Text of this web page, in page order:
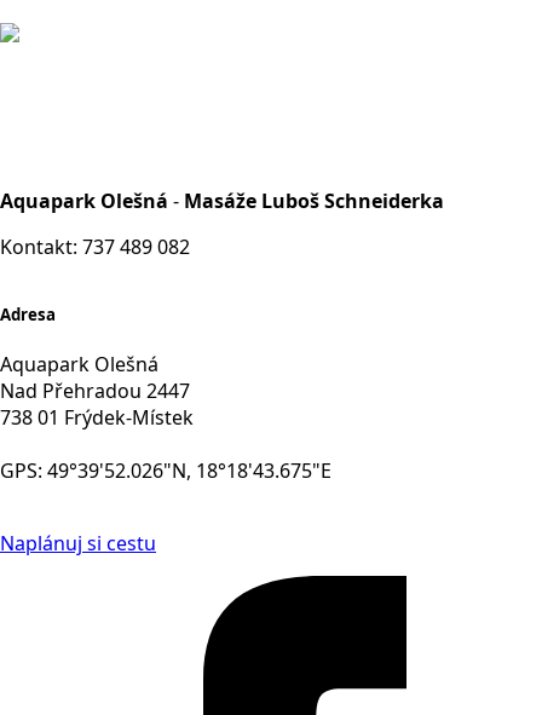
Aquapark Olešná - Masáže Luboš Schneiderka
Kontakt: 737 489 082
Adresa
Aquapark Olešná
Nad Přehradou 2447
738 01 Frýdek-Místek
GPS: 49°39'52.026"N, 18°18'43.675"E
Naplánuj si cestu